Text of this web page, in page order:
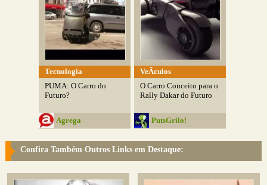
Tecnologia
PUMA: O Carro do
Futuro?
Agrega
VeÃ­culos
O Carro Conceito para o
Rally Dakar do Futuro
PutsGrilo!
Confira Também Outros Links em Destaque: